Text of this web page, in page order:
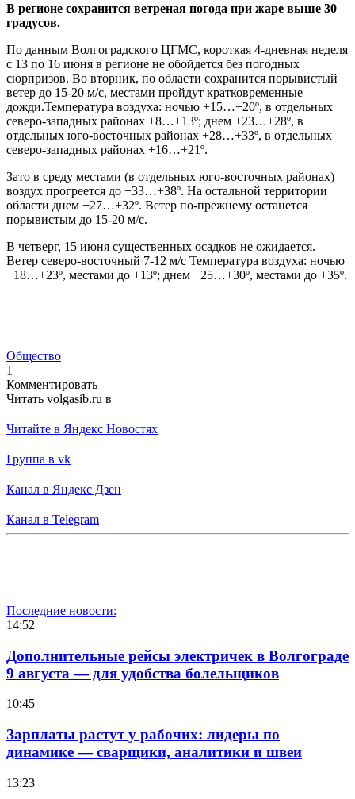
В регионе сохранится ветреная погода при жаре выше 30
градусов.
По данным Волгоградского ЦГМС, короткая 4-дневная неделя
с 13 по 16 июня в регионе не обойдется без погодных
сюрпризов. Во вторник, по области сохранится порывистый
ветер до 15-20 м/с, местами пройдут кратковременные
дожди.Температура воздуха: ночью +15…+20º, в отдельных
северо-западных районах +8…+13º; днем +23…+28º, в
отдельных юго-восточных районах +28…+33º, в отдельных
северо-западных районах +16…+21º.
Зато в среду местами (в отдельных юго-восточных районах)
воздух прогреется до +33…+38º. На остальной территории
области днем +27…+32º. Ветер по-прежнему останется
порывистым до 15-20 м/с.
В четверг, 15 июня существенных осадков не ожидается.
Ветер северо-восточный 7-12 м/с Температура воздуха: ночью
+18…+23º, местами до +13º; днем +25…+30º, местами до +35º.
Общество
1
Комментировать
Читать volgasib.ru в
Читайте в Яндекс Новостях
Группа в vk
Канал в Яндекс Дзен
Канал в Telegram
Последние новости:
14:52
Дополнительные рейсы электричек в Волгограде
9 августа — для удобства болельщиков
10:45
Зарплаты растут у рабочих: лидеры по
динамике — сварщики, аналитики и швеи
13:23